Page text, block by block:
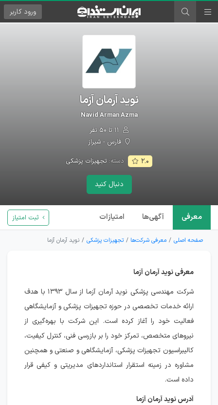
ورود کاربر
نوید آرمان آزما
Navid Arman Azma
فارس - شیراز
۲.۰ دسته: تجهیزات پزشکی
دنبال کنید
معرفی آگهی‌ها امتیازات ثبت امتیاز
صفحه اصلی معرفی شرکت‌ها تجهیزات پزشکی نوید آرمان آزما
معرفی نوید آرمان آزما
شرکت مهندسی پزشکی نوید آرمان آزما از سال ۱۳۹۳ با هدف
ارائه خدمات تخصصی در حوزه تجهیزات پزشکی و آزمایشگاهی
فعالیت خود را آغاز کرده است. این شرکت با بهره‌گیری از
نیروهای متخصص، تمرکز خود را بر بازرسی فنی، کنترل کیفیت،
کالیبراسیون تجهیزات پزشکی، آزمایشگاهی و صنعتی و همچنین
مشاوره در زمینه استقرار استانداردهای مدیریتی و کیفی قرار
داده است.
آدرس نوید آرمان آزما